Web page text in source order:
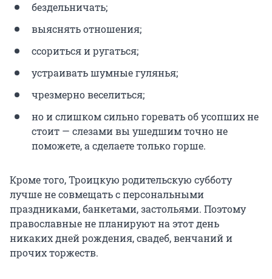
бездельничать;
выяснять отношения;
ссориться и ругаться;
устраивать шумные гулянья;
чрезмерно веселиться;
но и слишком сильно горевать об усопших не
стоит — слезами вы ушедшим точно не
поможете, а сделаете только горше.
Кроме того, Троицкую родительскую субботу
лучше не совмещать с персональными
праздниками, банкетами, застольями. Поэтому
православные не планируют на этот день
никаких дней рождения, свадеб, венчаний и
прочих торжеств.